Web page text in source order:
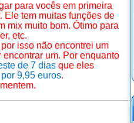
para vocês em primeira
Ele tem muitas funções de
mix muito bom. Ótimo para
etc.
isso não encontrei um
um. Por enquanto
de 7 dias que eles
9,95 euros.